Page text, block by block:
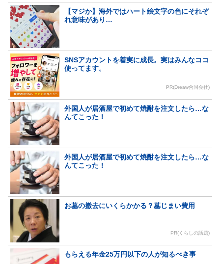
【マジか】海外ではハート絵文字の色にそれぞ
れ意味があり…
SNSアカウントを着実に成長。実はみんなココ
使ってます。
PR(Dreaw合同会社)
外国人が居酒屋で初めて焼酎を注文したら…な
んてこった！
外国人が居酒屋で初めて焼酎を注文したら…な
んてこった！
お墓の撤去にいくらかかる？墓じまい費用
PR(くらしの話題)
もらえる年金25万円以下の人が知るべき事